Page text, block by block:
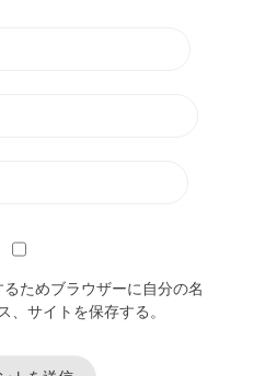
ためブラウザーに自分の名
、サイトを保存する。